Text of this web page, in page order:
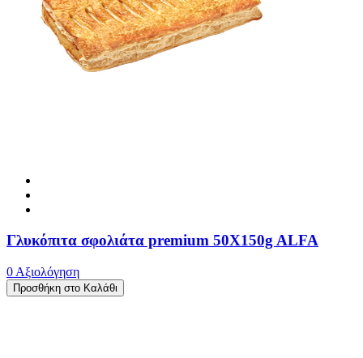
Γλυκόπιτα σφολιάτα premium 50X150g ALFA
0 Αξιολόγηση
Προσθήκη στο Καλάθι